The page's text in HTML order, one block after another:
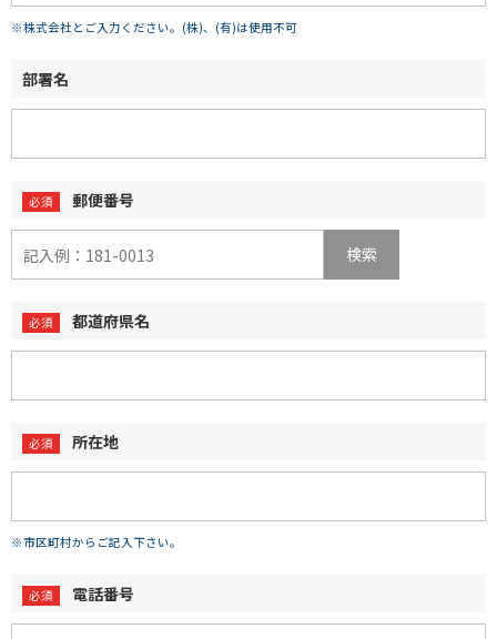
※株式会社とご入力ください。(株)、(有)は使用不可
部署名
郵便番号
検索
都道府県名
所在地
※市区町村からご記入下さい。
電話番号